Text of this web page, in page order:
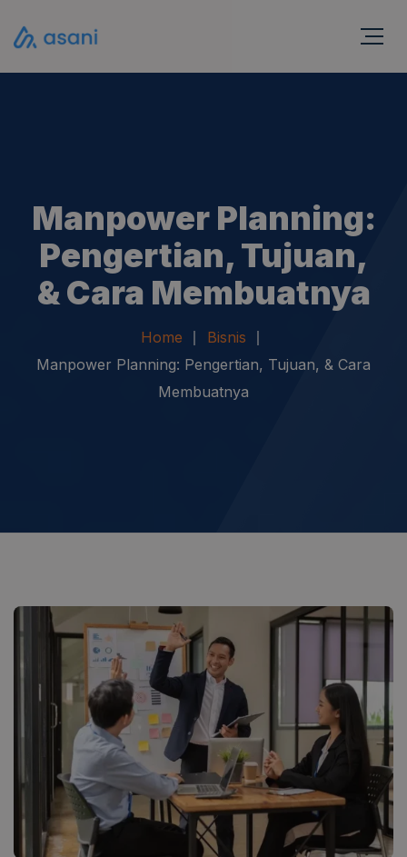
Manpower Planning:
Pengertian, Tujuan,
& Cara Membuatnya
Home
Bisnis
Manpower Planning: Pengertian, Tujuan, & Cara
Membuatnya